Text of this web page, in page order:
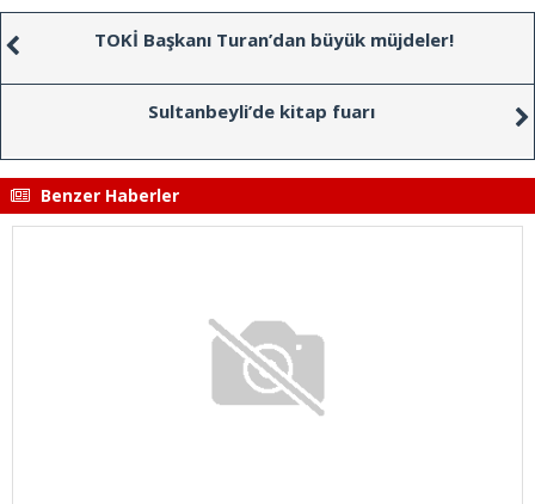
TOKİ Başkanı Turan’dan büyük müjdeler!
Sultanbeyli’de kitap fuarı
Benzer Haberler